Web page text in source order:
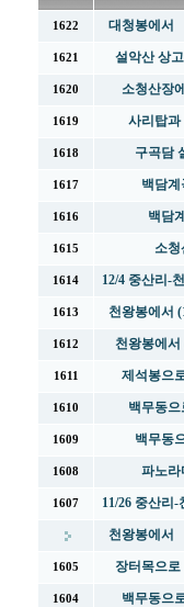
1622 대청봉에서
1621 설악산 상
1620 소청산장
1619 사리탑
1618 구곡담
1617 백담계
1616 백담
1615 소청
1614 12/4 중산리-
1613 천왕봉에서
1612 천왕봉에서
1611 제석봉으
1610 백무동으
1609 백무동
1608 파노
1607 11/26 중산리
천왕봉에서
1605 장터목으로
1604 백무동으